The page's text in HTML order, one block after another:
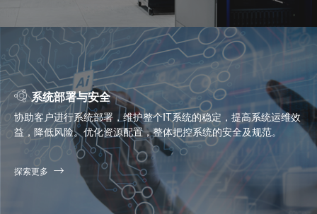
系统部署与安全
协助客户进行系统部署，维护整个IT系统的稳定，提高系统运维效
益，降低风险。优化资源配置，整体把控系统的安全及规范。
探索更多